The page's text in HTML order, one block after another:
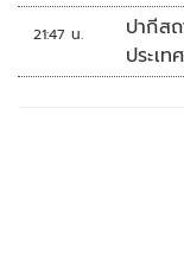
21:47 น.
ปากีส
ประเ